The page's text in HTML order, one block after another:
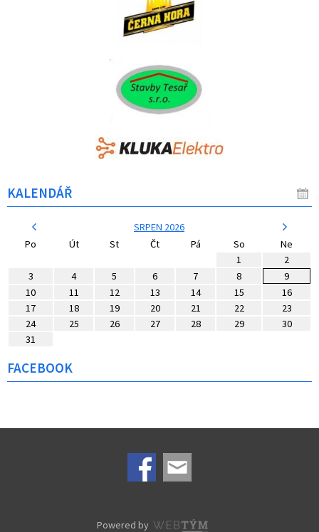
KALENDÁŘ
SRPEN 2026
Po
Út St Čt Pá So
Ne
1
2
3
4 5 6 7 8
9
10
11 12 13 14 15
16
17
18 19 20 21 22
23
24
25 26 27 28 29
30
31
FACEBOOK
Powered by